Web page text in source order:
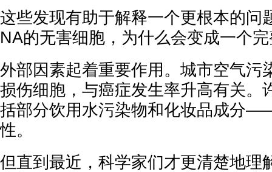
这些发现有助于解释一个更根本的问
NA的无害细胞，为什么会变成一个
外部因素起着重要作用。城市空气污
损伤细胞，与癌症发生率升高有关
括部分饮用水污染物和化妆品成分
性。
但直到最近，科学家们才更清楚地理